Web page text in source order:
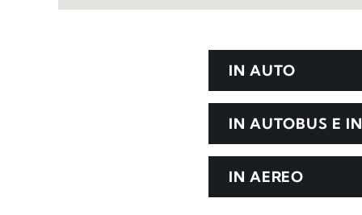
IN AUTO
IN AUTOBUS E
IN AEREO